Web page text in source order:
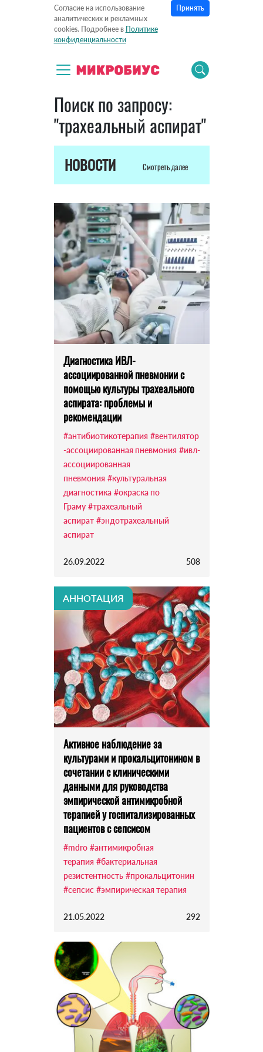
Согласие на использование
аналитических и рекламных
cookies. Подробнее в Политике
конфиденциальности
Принять
Поиск по запросу:
"трахеальный аспират"
НОВОСТИ Смотреть далее
Диагностика ИВЛ-
ассоциированной пневмонии с
помощью культуры трахеального
аспирата: проблемы и
рекомендации
#антибиотикотерапия #вентилятор
-ассоциированная пневмония #ивл-
ассоциированная
пневмония #культуральная
диагностика #окраска по
Граму #трахеальный
аспират #эндотрахеальный
аспират
26.09.2022 508
АННОТАЦИЯ
Активное наблюдение за
культурами и прокальцитонином в
сочетании с клиническими
данными для руководства
эмпирической антимикробной
терапией у госпитализированных
пациентов с сепсисом
#mdro #антимикробная
терапия #бактериальная
резистентность #прокальцитонин
#сепсис #эмпирическая терапия
21.05.2022 292